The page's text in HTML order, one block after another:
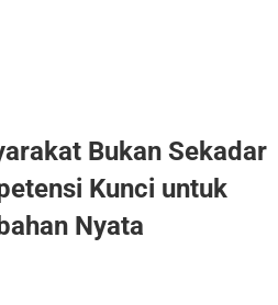
Bukan Sekadar
Kunci untuk
Nyata